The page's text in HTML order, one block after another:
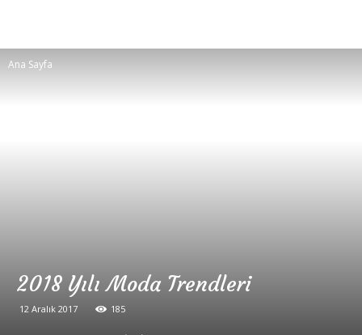
Ana Sayfa
2018 Yılı Moda Trendleri
12 Aralık 2017 185